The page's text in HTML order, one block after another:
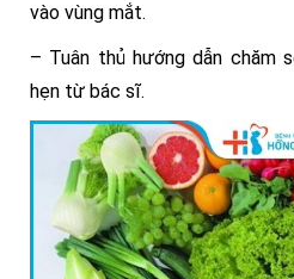
vào vùng mắt.
– Tuân thủ hướng dẫn chăm
hẹn từ bác sĩ.